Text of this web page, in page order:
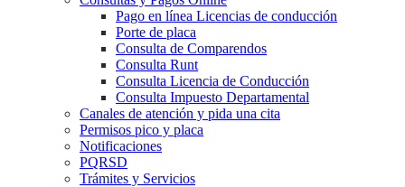
Pago en línea Licencias de conducción
Porte de placa
Consulta de Comparendos
Consulta Runt
Consulta Licencia de Conducción
Consulta Impuesto Departamental
Canales de atención y pida una cita
Permisos pico y placa
Notificaciones
PQRSD
Trámites y Servicios